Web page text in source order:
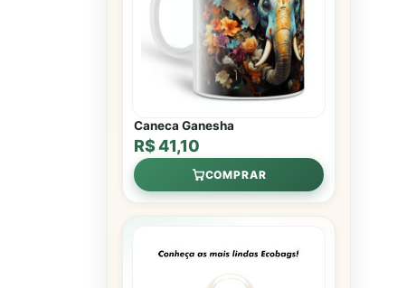
Caneca Ganesha
R$ 41,10
COMPRAR